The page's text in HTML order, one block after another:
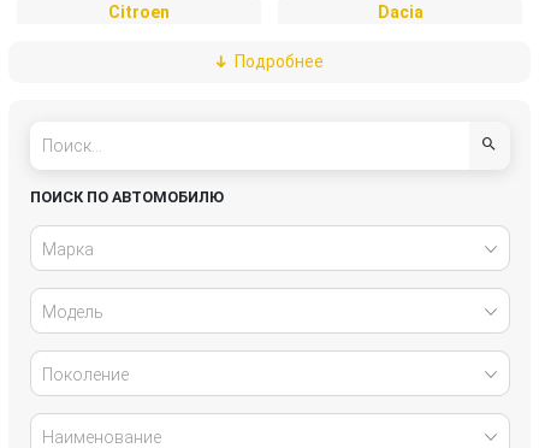
Citroen Dacia
Fiat
Freightliner
Подробнее
ПОИСК ПО АВТОМОБИЛЮ
Марка
Модель
Поколение
Наименование